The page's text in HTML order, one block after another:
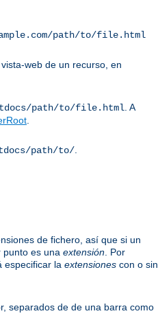
path/to/file.html
web de un recurso, en
path/to/file.html . A
path/to/
de fichero, así que si un
es una extensión . Por
especificar la extensiones con o sin
separados de de una barra como